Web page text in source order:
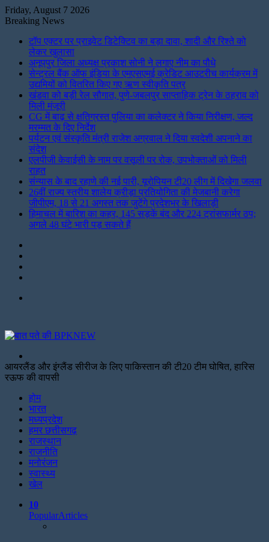
Friday, August 7 2026
Breaking News
टॉप एक्टर पर प्राइवेट डिटेक्टिव का बड़ा दावा, शादी और रिश्ते को
लेकर खुलासा
अनूपपुर जिला अध्यक्ष प्रकाश सोनी ने लगाए नीम का पौधे
सेन्ट्रल बैंक ऑफ इंडिया के एमएसएमई क्रेडिट आउटरीच कार्यक्रम में
उद्यमियों को वितरित किए गए ऋण स्वीकृति पत्र
खंडवा को बड़ी रेल सौगात, पुणे-जबलपुर साप्ताहिक ट्रेन के ठहराव को
मिली मंजूरी
CG में बाढ़ से क्षतिग्रस्त पुलिया का कलेक्टर ने किया निरीक्षण, जल्द
मरम्मत के दिए निर्देश
पर्यटन एवं संस्कृति मंत्री राजेश अग्रवाल ने दिया स्वदेशी अपनाने का
संदेश
एलपीजी केवाईसी के नाम पर वसूली पर रोक, उपभोक्ताओं को मिली
राहत
संन्यास के बाद रहाणे की नई पारी, यूरोपियन टी20 लीग में दिखेगा जलवा
26वीं राज्य स्तरीय शालेय क्रीड़ा प्रतियोगिता की मेजबानी करेगा
जीपीएम, 18 से 21 अगस्त तक जुटेंगे प्रदेशभर के खिलाड़ी
हिमाचल में बारिश का कहर, 145 सड़कें बंद और 224 ट्रांसफार्मर ठप;
अगले 48 घंटे भारी पड़ सकते हैं
for
आयरलैंड और इंग्लैंड सीरीज के लिए पाकिस्तान की टी20 टीम घोषित, हारिस
रऊफ की वापसी
होम
भारत
मध्यप्रदेश
हमर छत्तीसगढ़
राजस्थान
राजनीति
मनोरंजन
स्वास्थ्य
खेल
10
PopularArticles